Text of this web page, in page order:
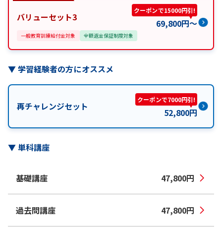
バリューセット3
クーポンで15000円引!
69,800円〜
一般教育訓練給付金対象 全額返金保証制度対象
▼学習経験者の方にオススメ
再チャレンジセット
クーポンで7000円引!
52,800円
▼単科講座
基礎講座 47,800円
過去問講座 47,800円